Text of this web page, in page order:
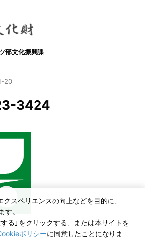
スペリエンスの向上などを目的に、
す。
る」をクリックする、または本サイトを
ポリシーに同意したことになりま
部文化振興課
20
3424
Prefecture